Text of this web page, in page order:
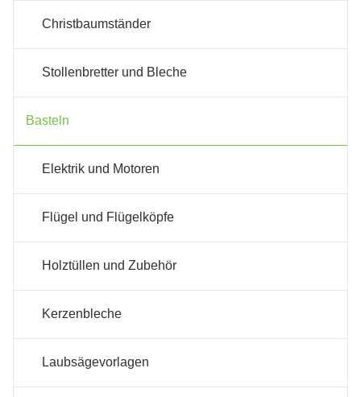
Christbaumständer
Stollenbretter und Bleche
Basteln
Elektrik und Motoren
Flügel und Flügelköpfe
Holztüllen und Zubehör
Kerzenbleche
Laubsägevorlagen